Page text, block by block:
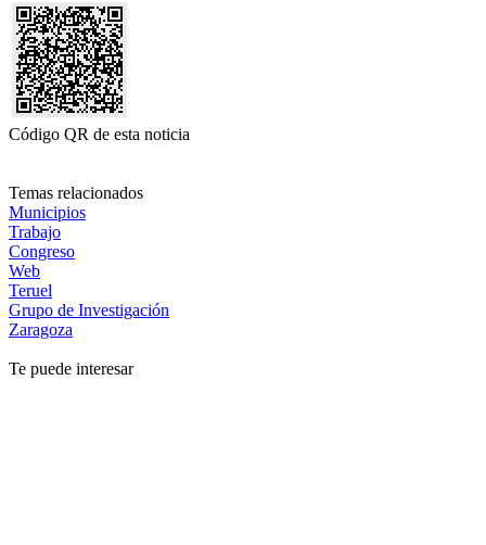
Código QR de esta noticia
Temas relacionados
Municipios
Trabajo
Congreso
Web
Teruel
Grupo de Investigación
Zaragoza
Te puede interesar